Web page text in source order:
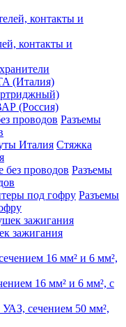
контакты и
(Италия)
(Россия)
Разъемы
Стяжка
Разъемы
Разъемы
зажигания
16 мм² и 6 мм², с